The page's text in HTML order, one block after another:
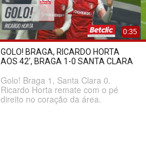
0:35
GOLO! BRAGA, RICARDO HORTA
AOS 42', BRAGA 1-0 SANTA CLARA
Golo! Braga 1, Santa Clara 0.
Ricardo Horta remate com o pé
direito no coração da área.